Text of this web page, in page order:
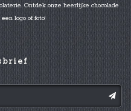
Ontdek onze heerlijke chocolade
logo of foto!